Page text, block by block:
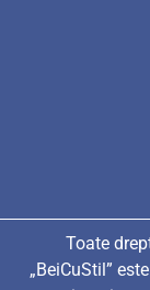
Toate
„BeiCuStil”